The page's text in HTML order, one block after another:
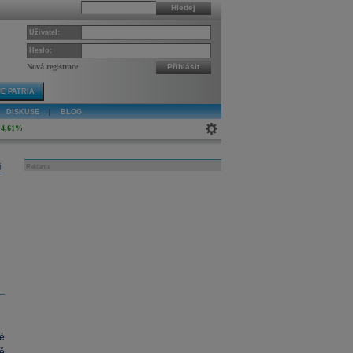
Hledej
Uživatel:
Heslo:
Nová registrace Přihlásit
PATRIA
DISKUSE BLOG
4,61%
Reklama